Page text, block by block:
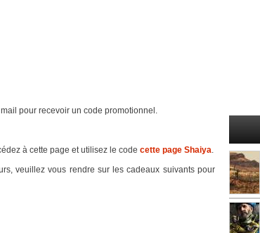
pour recevoir un code promotionnel.
à cette page et utilisez le code cette page Shaiya.
veuillez vous rendre sur les cadeaux suivants pour